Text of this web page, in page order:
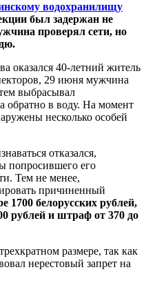
водохранилищу
был задержан не
проверял сети, но
оказался 40-летний житель
29 июня мужчина
выбрасывал
обратно в воду. На момент
несколько особей
отказался,
попросившего его
Тем не менее,
причиненный
1700 белорусских рублей,
рублей и штраф от 370 до
размере, так как
нерестовый запрет на